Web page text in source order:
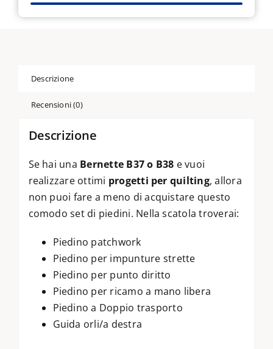
#37/38
quantità
Descrizione
Recensioni (0)
Descrizione
Se hai una Bernette B37 o B38 e vuoi
realizzare ottimi progetti per quilting, allora
non puoi fare a meno di acquistare questo
comodo set di piedini. Nella scatola troverai:
Piedino patchwork
Piedino per impunture strette
Piedino per punto diritto
Piedino per ricamo a mano libera
Piedino a Doppio trasporto
Guida orli/a destra